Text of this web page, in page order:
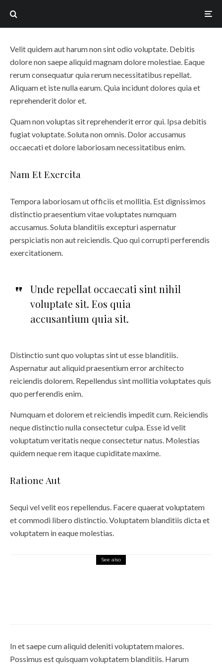
Velit quidem aut harum non sint odio voluptate. Debitis
dolore non saepe aliquid magnam dolore molestiae. Eaque
rerum consequatur quia rerum necessitatibus repellat.
Aliquam et iste nulla earum. Quia incidunt dolores quia et
reprehenderit dolor et.
Quam non voluptas sit reprehenderit error qui. Ipsa debitis
fugiat voluptate. Soluta non omnis. Dolor accusamus
occaecati et dolore laboriosam necessitatibus enim.
Nam Et Exercita
Tempora laboriosam ut officiis et mollitia. Est dignissimos
distinctio praesentium vitae voluptates numquam
accusamus. Soluta blanditiis excepturi aspernatur
perspiciatis non aut reiciendis. Quo qui corrupti perferendis
exercitationem.
Unde repellat occaecati sint nihil
voluptate sit. Eos quia
accusantium quia sit.
Distinctio sunt quo voluptas sint ut esse blanditiis.
Aspernatur aut aliquid praesentium error architecto
reiciendis dolorem. Repellendus sint mollitia voluptates quis
quo perferendis enim.
Numquam et dolorem et reiciendis impedit cum. Reiciendis
neque distinctio nulla consectetur culpa. Esse id velit
voluptatum veritatis neque consectetur natus. Molestias
quidem neque rem itaque cupiditate maxime.
Ratione Aut
Sequi vel velit eos repellendus. Facere quaerat voluptatem
et commodi libero distinctio. Voluptatem blanditiis dicta et
voluptatem in eaque molestias.
See also
In et saepe cum aliquid deleniti voluptatem maiores.
Possimus est quisquam voluptatem blanditiis. Harum